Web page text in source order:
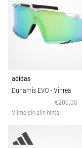
adidas
Dunamis EVO- Vihreä
€200,00
Viimeisin alin hinta